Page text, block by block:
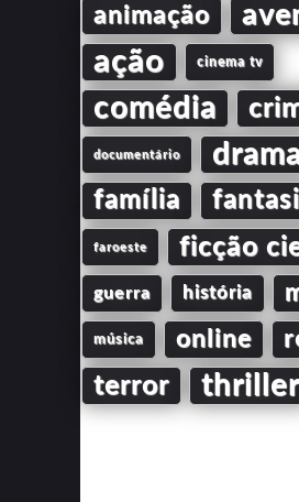
animação
ação cinema tv
comédia
documentário
família
faroeste ficção
guerra história
música online
terror thriller